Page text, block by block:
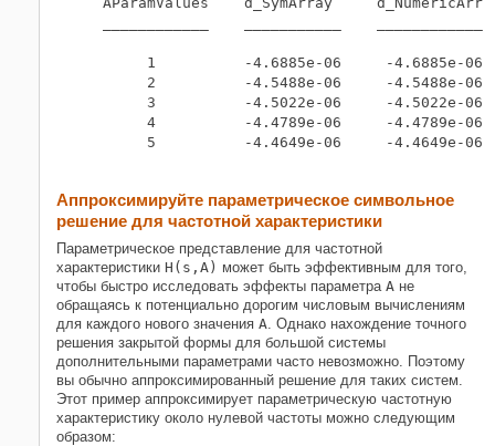
1          -4.6885e-06     -4.6885e-
2          -4.5488e-06     -4.5488e-
3          -4.5022e-06     -4.5022e-
4          -4.4789e-06     -4.4789e-
5          -4.4649e-06     -4.4649e-
Аппроксимируйте параметрическое символьное
решение для частотной характеристики
Параметрическое представление для частотной
характеристики H(s,A) может быть эффективным для того,
чтобы быстро исследовать эффекты параметра A не
обращаясь к потенциально дорогим числовым вычислениям
для каждого нового значения A . Однако нахождение точного
решения закрытой формы для большой системы
дополнительными параметрами часто невозможно. Поэтому
вы обычно аппроксимированный решение для таких систем.
Этот пример аппроксимирует параметрическую частотную
характеристику около нулевой частоты можно следующим
образом: